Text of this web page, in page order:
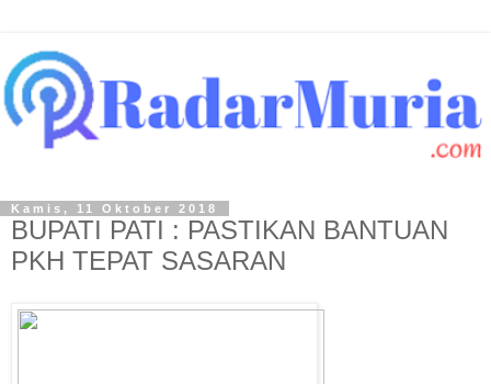
Kamis, 11 Oktober 2018
BUPATI PATI : PASTIKAN BANTUAN
PKH TEPAT SASARAN